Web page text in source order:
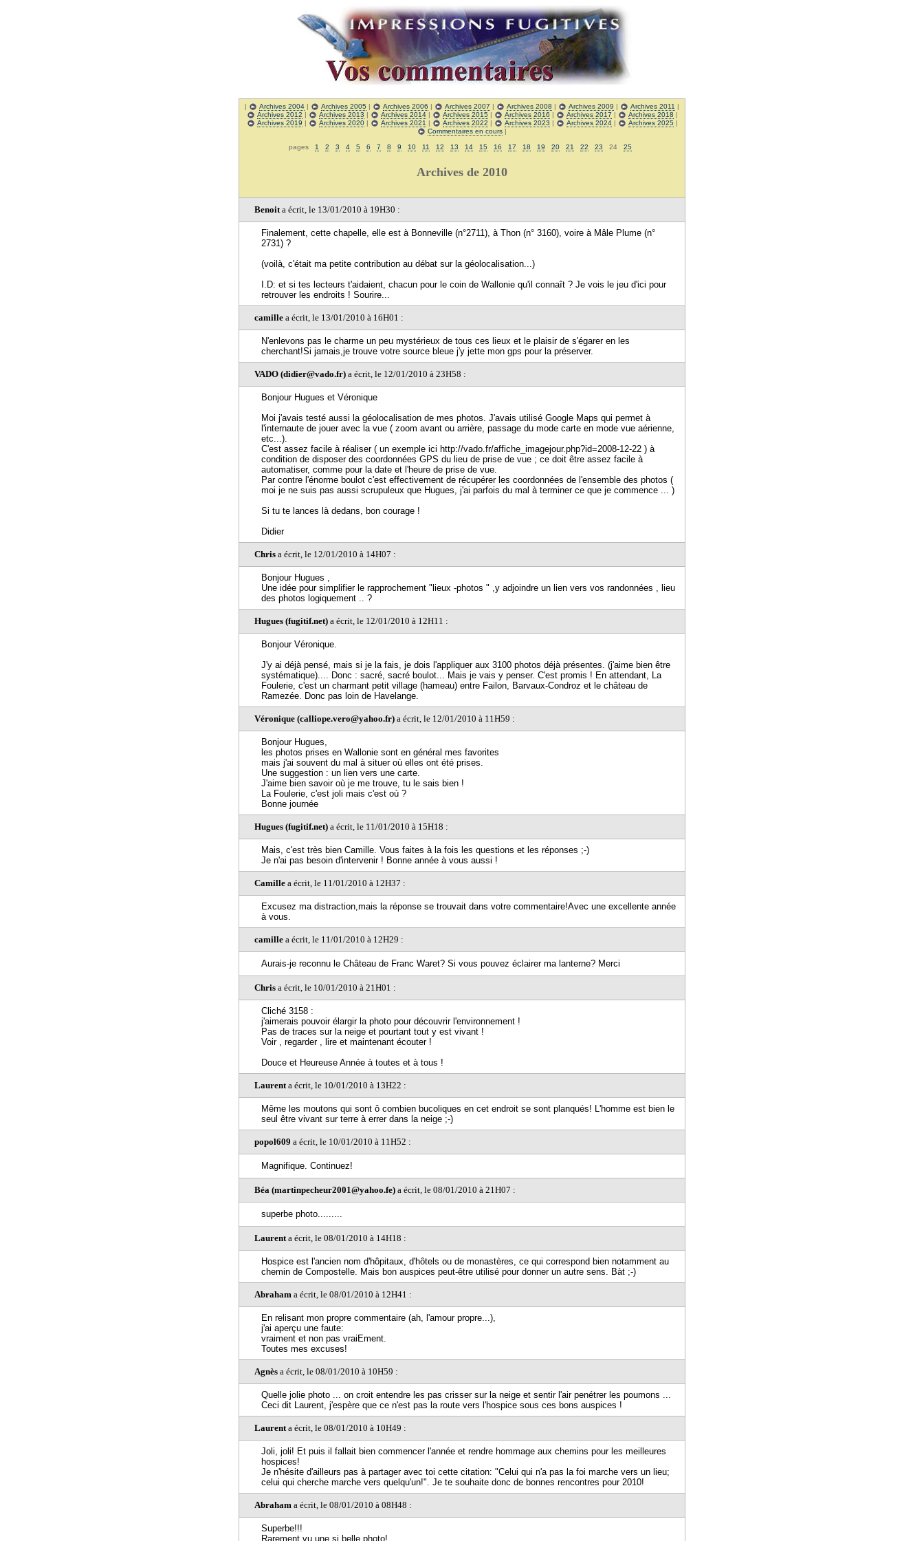
| Archives 2004 | Archives 2005 | Archives 2006 | Archives 2007 | Archives 2008 | Archives 2009 | Archives 2011 |
Archives 2012 | Archives 2013 | Archives 2014| Archives 2015| Archives 2016 | Archives 2017 | Archives 2018 |
Archives 2019 | Archives 2020| Archives 2021 | Archives 2022 | Archives 2023 | Archives 2024| Archives 2025|
Commentaires en cours |
pages 1 2 3 4 5 6 7 8 9 10 11 12 13 14 15 16 17 18 19 20 21 22 23 24 25
Archives de 2010
Benoita écrit, le 13/01/2010 à 19H30 :
Finalement, cette chapelle, elle est à Bonneville (n°2711), à Thon (n° 3160), voire à Mâle Plume (n°
2731) ?
(voilà, c'était ma petite contribution au débat sur la géolocalisation...)
I.D: et si tes lecteurs t'aidaient, chacun pour le coin de Wallonie qu'il connaît ? Je vois le jeu d'ici pour
retrouver les endroits ! Sourire...
camille a écrit, le 13/01/2010 à 16H01 :
N'enlevons pas le charme un peu mystérieux de tous ces lieux et le plaisir de s'égarer en les
cherchant!Si jamais,je trouve votre source bleue j'y jette mon gps pour la préserver.
VADO (didier@vado.fr) a écrit, le 12/01/2010 à 23H58 :
Bonjour Hugues et Véronique
Moi j'avais testé aussi la géolocalisation de mes photos. J'avais utilisé Google Maps qui permet à
l'internaute de jouer avec la vue ( zoom avant ou arrière, passage du mode carte en mode vue aérienne,
etc...).
C'est assez facile à réaliser ( un exemple ici http://vado.fr/affiche_imagejour.php?id=2008-12-22 ) à
condition de disposer des coordonnées GPS du lieu de prise de vue ; ce doit être assez facile à
automatiser, comme pour la date et l'heure de prise de vue.
Par contre l'énorme boulot c'est effectivement de récupérer les coordonnées de l'ensemble des photos (
moi je ne suis pas aussi scrupuleux que Hugues, j'ai parfois du mal à terminer ce que je commence ... )
Si tu te lances là dedans, bon courage !
Didier
Chris a écrit, le 12/01/2010 à 14H07 :
Bonjour Hugues ,
Une idée pour simplifier le rapprochement "lieux -photos " ,y adjoindre un lien vers vos randonnées , lieu
des photos logiquement .. ?
Hugues (fugitif.net) a écrit, le 12/01/2010 à 12H11 :
Bonjour Véronique.
J'y ai déjà pensé, mais si je la fais, je dois l'appliquer aux 3100 photos déjà présentes. (j'aime bien être
systématique).... Donc : sacré, sacré boulot... Mais je vais y penser. C'est promis ! En attendant, La
Foulerie, c'est un charmant petit village (hameau) entre Failon, Barvaux-Condroz et le château de
Ramezée. Donc pas loin de Havelange.
Véronique (calliope.vero@yahoo.fr) a écrit, le 12/01/2010 à 11H59 :
Bonjour Hugues,
les photos prises en Wallonie sont en général mes favorites
mais j'ai souvent du mal à situer où elles ont été prises.
Une suggestion : un lien vers une carte.
J'aime bien savoir où je me trouve, tu le sais bien !
La Foulerie, c'est joli mais c'est où ?
Bonne journée
Hugues (fugitif.net) a écrit, le 11/01/2010 à 15H18 :
Mais, c'est très bien Camille. Vous faites à la fois les questions et les réponses ;-)
Je n'ai pas besoin d'intervenir ! Bonne année à vous aussi !
Camille a écrit, le 11/01/2010 à 12H37 :
Excusez ma distraction,mais la réponse se trouvait dans votre commentaire!Avec une excellente année
à vous.
camille a écrit, le 11/01/2010 à 12H29 :
Aurais-je reconnu le Château de Franc Waret? Si vous pouvez éclairer ma lanterne? Merci
Chris a écrit, le 10/01/2010 à 21H01 :
Cliché 3158 :
j'aimerais pouvoir élargir la photo pour découvrir l'environnement !
Pas de traces sur la neige et pourtant tout y est vivant !
Voir , regarder , lire et maintenant écouter !
Douce et Heureuse Année à toutes et à tous !
Laurenta écrit, le 10/01/2010 à 13H22 :
Même les moutons qui sont ô combien bucoliques en cet endroit se sont planqués! L'homme est bien le
seul être vivant sur terre à errer dans la neige ;-)
popol609 a écrit, le 10/01/2010 à 11H52 :
Magnifique. Continuez!
Béa (martinpecheur2001@yahoo.fe) a écrit, le 08/01/2010 à 21H07 :
superbe photo.........
Laurenta écrit, le 08/01/2010 à 14H18 :
Hospice est l'ancien nom d'hôpitaux, d'hôtels ou de monastères, ce qui correspond bien notamment au
chemin de Compostelle. Mais bon auspices peut-être utilisé pour donner un autre sens. Bàt ;-)
Abraham a écrit, le 08/01/2010 à 12H41 :
En relisant mon propre commentaire (ah, l'amour propre...),
j'ai aperçu une faute:
vraiment et non pas vraiEment.
Toutes mes excuses!
Agnès a écrit, le 08/01/2010 à 10H59 :
Quelle jolie photo ... on croit entendre les pas crisser sur la neige et sentir l'air penétrer les poumons ...
Ceci dit Laurent, j'espère que ce n'est pas la route vers l'hospice sous ces bons auspices !
Laurenta écrit, le 08/01/2010 à 10H49 :
Joli, joli! Et puis il fallait bien commencer l'année et rendre hommage aux chemins pour les meilleures
hospices!
Je n'hésite d'ailleurs pas à partager avec toi cette citation: "Celui qui n'a pas la foi marche vers un lieu;
celui qui cherche marche vers quelqu'un!". Je te souhaite donc de bonnes rencontres pour 2010!
Abraham a écrit, le 08/01/2010 à 08H48 :
Superbe!!!
Rarement vu une si belle photo!